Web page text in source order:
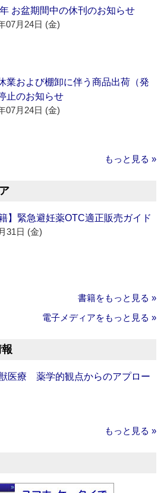
お盆期間中の休刊のお知らせ
07月24日 (金)
業および棚卸に伴う商品出荷（発
止のお知らせ
07月24日 (金)
もっと見る »
】緊急避妊薬OTC適正販売ガイド
31日 (金)
書籍をもっと見る »
電子メディアをもっと見る »
獣医療 薬学的観点からのアプロー
もっと見る »